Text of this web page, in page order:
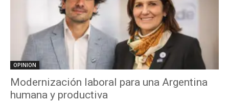
OPINION
Modernización laboral para una Argentina
humana y productiva